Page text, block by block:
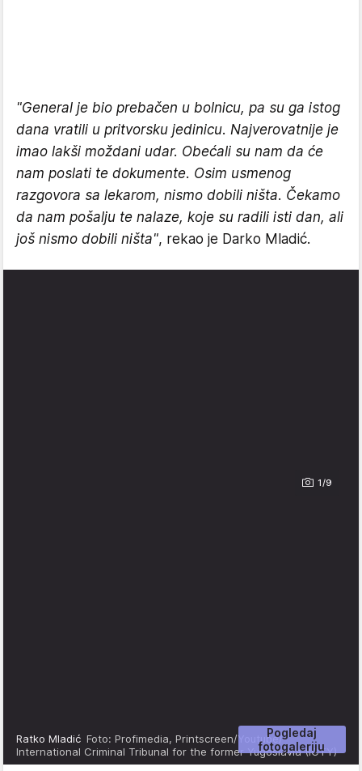
"General je bio prebačen u bolnicu, pa su ga istog
dana vratili u pritvorsku jedinicu. Najverovatnije je
imao lakši moždani udar. Obećali su nam da će
nam poslati te dokumente. Osim usmenog
razgovora sa lekarom, nismo dobili ništa. Čekamo
da nam pošalju te nalaze, koje su radili isti dan, ali
još nismo dobili ništa", rekao je Darko Mladić.
1/9
Pogledaj
fotogaleriju
Ratko Mladić Foto: Profimedia, Printscreen/Youtube/
International Criminal Tribunal for the former Yugoslavia (ICTY)